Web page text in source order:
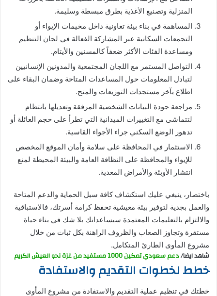
المنزلية وتصنيع الأغذية بطرق مبسطة وسليمة.
المساهمة في بناء بيئة تعاونية داخل مخيمات الإيواء أو
التجمعات السكانية عبر المشاركة الفعالة في لجان التنظيم
ومساعدة الفئات الأكثر ضعفاً كالمسنين والأيتام.
التواصل المستمر مع اللجان المجتمعية والمدونين الإنسانيين
لتبادل المعلومات حول المساعدات المتاحة وضمان البقاء على
اطلاع بآخر مستجدات التوزيعات والمنح.
مراجعة جودة البيانات الشخصية المرفقة وتعديلها بانتظام
لتتماشى مع التغييرات الميدانية التي تطرأ على حجم العائلة أو
تدهور الوضع السكني جراء الأجواء القاسية.
الاستثمار في المحافظة على سلامة وأمان الموقع المخصص
للإيواء والمحافظة على النظافة العامة والبيئة المحيطة لمنع
انتشار الأوبئة والأمراض المعدية.
باختصار، ينبغي عليك استكشاف كافة سبل الحماية والدعم المتاحة
والعمل بجدية لتوفير بيئة معيشية تحفظ كرامة أسرتك، فالاستباقية
والالتزام بالتعليمات المعتمدة سيساعدانك بلا شك في بناء حياة
مستقرة وتجاوز الصعاب والظروف الراهنة بكل ثبات من خلال
مشروع المأوى الطارئ المتكامل.
شاهد ايضا/دعم سعودي تمكين 1000 مستفيد من غزة نحو العيش الكريم
خطط لخطوات التقديم والاستفادة
خطتك في تنظيم عملية التقديم والاستفادة من مشروع المأوى